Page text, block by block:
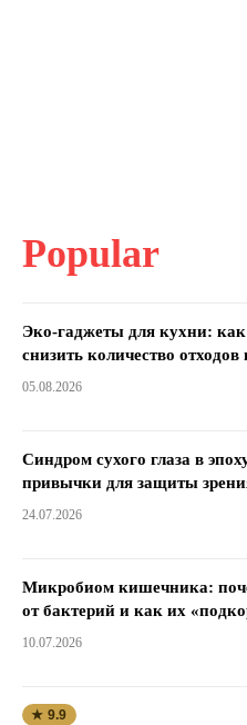
Popular
Эко-гаджеты для кухни:
снизить количество отходов
05.08.2026
Синдром сухого глаза в
привычки для защиты
24.07.2026
Микробиом кишечника:
от бактерий и как их
10.07.2026
★ 9.9